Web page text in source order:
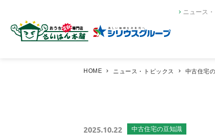
ニュース
HOME ニュース・トピックス 中古住宅
2025.10.22 中古住宅の豆知識